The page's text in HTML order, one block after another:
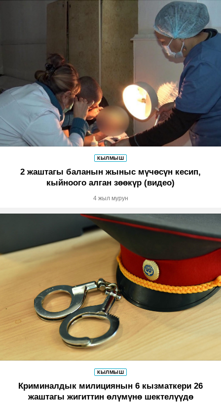
КЫЛМЫШ
2 жаштагы баланын жыныс мүчөсүн кесип,
кыйноого алган зөөкүр (видео)
4 жыл мурун
КЫЛМЫШ
Криминалдык милициянын 6 кызматкери 26
жаштагы жигиттин өлүмүнө шектелүүдө